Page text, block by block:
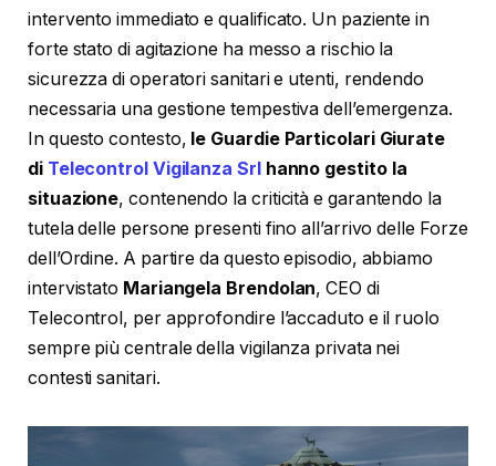
intervento immediato e qualificato. Un paziente in
forte stato di agitazione ha messo a rischio la
sicurezza di operatori sanitari e utenti, rendendo
necessaria una gestione tempestiva dell’emergenza.
In questo contesto, le Guardie Particolari Giurate
di Telecontrol Vigilanza Srl hanno gestito la
situazione, contenendo la criticità e garantendo la
tutela delle persone presenti fino all’arrivo delle Forze
dell’Ordine. A partire da questo episodio, abbiamo
intervistato Mariangela Brendolan, CEO di
Telecontrol, per approfondire l’accaduto e il ruolo
sempre più centrale della vigilanza privata nei
contesti sanitari.